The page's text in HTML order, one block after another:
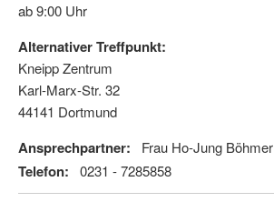
ab 9:00 Uhr
Alternativer Treffpunkt:
Kneipp Zentrum
Karl-Marx-Str. 32
44141 Dortmund
Ansprechpartner: Frau Ho-Jung Böhmer
Telefon: 0231 - 7285858